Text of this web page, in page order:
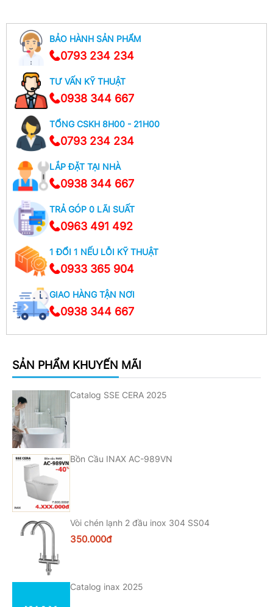
BẢO HÀNH SẢN PHẨM
0793 234 234
TƯ VẤN KỸ THUẬT
0938 344 667
TỔNG CSKH 8H00 - 21H00
0793 234 234
LẮP ĐẶT TẠI NHÀ
0938 344 667
TRẢ GÓP 0 LÃI SUẤT
0963 491 492
1 ĐỔI 1 NẾU LỖI KỸ THUẬT
0933 365 904
GIAO HÀNG TẬN NƠI
0938 344 667
SẢN PHẨM KHUYẾN MÃI
Catalog SSE CERA 2025
Bồn Cầu INAX AC-989VN
Vòi chén lạnh 2 đầu inox 304 SS04
350.000đ
Catalog inax 2025